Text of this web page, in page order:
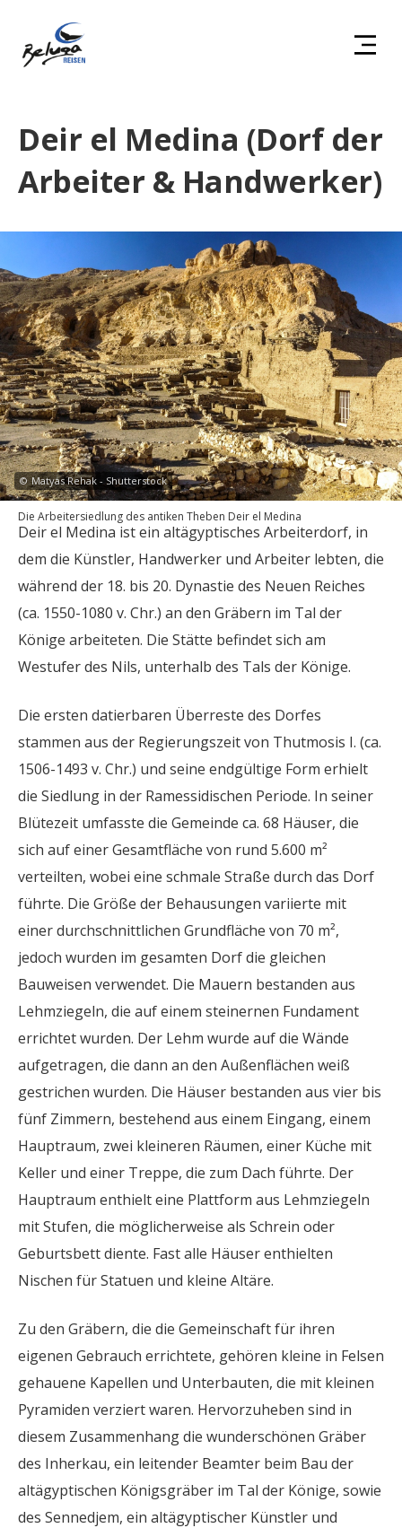
Deir el Medina (Dorf der
Arbeiter & Handwerker)
© Matyas Rehak - Shutterstock
Die Arbeitersiedlung des antiken Theben Deir el Medina
Deir el Medina ist ein altägyptisches Arbeiterdorf, in
dem die Künstler, Handwerker und Arbeiter lebten, die
während der 18. bis 20. Dynastie des Neuen Reiches
(ca. 1550-1080 v. Chr.) an den Gräbern im Tal der
Könige arbeiteten. Die Stätte befindet sich am
Westufer des Nils, unterhalb des Tals der Könige.
Die ersten datierbaren Überreste des Dorfes
stammen aus der Regierungszeit von Thutmosis I. (ca.
1506-1493 v. Chr.) und seine endgültige Form erhielt
die Siedlung in der Ramessidischen Periode. In seiner
Blütezeit umfasste die Gemeinde ca. 68 Häuser, die
sich auf einer Gesamtfläche von rund 5.600 m²
verteilten, wobei eine schmale Straße durch das Dorf
führte. Die Größe der Behausungen variierte mit
einer durchschnittlichen Grundfläche von 70 m²,
jedoch wurden im gesamten Dorf die gleichen
Bauweisen verwendet. Die Mauern bestanden aus
Lehmziegeln, die auf einem steinernen Fundament
errichtet wurden. Der Lehm wurde auf die Wände
aufgetragen, die dann an den Außenflächen weiß
gestrichen wurden. Die Häuser bestanden aus vier bis
fünf Zimmern, bestehend aus einem Eingang, einem
Hauptraum, zwei kleineren Räumen, einer Küche mit
Keller und einer Treppe, die zum Dach führte. Der
Hauptraum enthielt eine Plattform aus Lehmziegeln
mit Stufen, die möglicherweise als Schrein oder
Geburtsbett diente. Fast alle Häuser enthielten
Nischen für Statuen und kleine Altäre.
Zu den Gräbern, die die Gemeinschaft für ihren
eigenen Gebrauch errichtete, gehören kleine in Felsen
gehauene Kapellen und Unterbauten, die mit kleinen
Pyramiden verziert waren. Hervorzuheben sind in
diesem Zusammenhang die wunderschönen Gräber
des Inherkau, ein leitender Beamter beim Bau der
altägyptischen Königsgräber im Tal der Könige, sowie
des Sennedjem, ein altägyptischer Künstler und